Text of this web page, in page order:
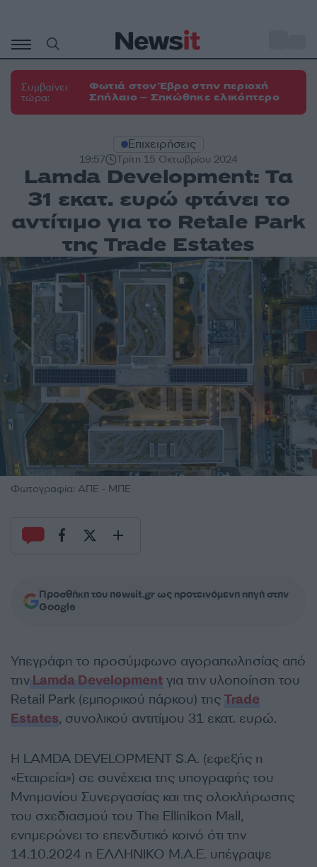
περιεχόμενο
Συμβαίνει
τώρα:
Φωτιά στον Έβρο στην περιοχή
Σπήλαιο – Σηκώθηκε ελικόπτερο
Επιχειρήσεις
19:57 Τρίτη 15 Οκτωβρίου 2024
Lamda Development: Τα
31 εκατ. ευρώ φτάνει το
αντίτιμο για το Retale Park
της Trade Estates
Φωτογραφία: ΑΠΕ - ΜΠΕ
Προσθήκη του newsit.gr ως προτεινόμενη πηγή στην
Google
Υπεγράφη το προσύμφωνο αγοραπωλησίας από
την Lamda Development για την υλοποίηση του
Retail Park (εμπορικού πάρκου) της Trade
Estates, συνολικού αντιτίμου 31 εκατ. ευρώ.
Η LAMDA DEVELOPMENT S.A. (εφεξής η
«Εταιρεία») σε συνέχεια της υπογραφής του
Μνημονίου Συνεργασίας και της ολοκλήρωσης
του σχεδιασμού του The Ellinikon Mall,
ενημερώνει το επενδυτικό κοινό ότι την
14.10.2024 η ΕΛΛΗΝΙΚΟ Μ.Α.Ε. υπέγραψε